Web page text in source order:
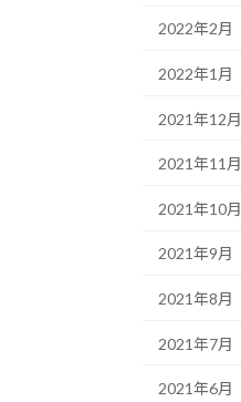
2022年2月
2022年1月
2021年12月
2021年11月
2021年10月
2021年9月
2021年8月
2021年7月
2021年6月